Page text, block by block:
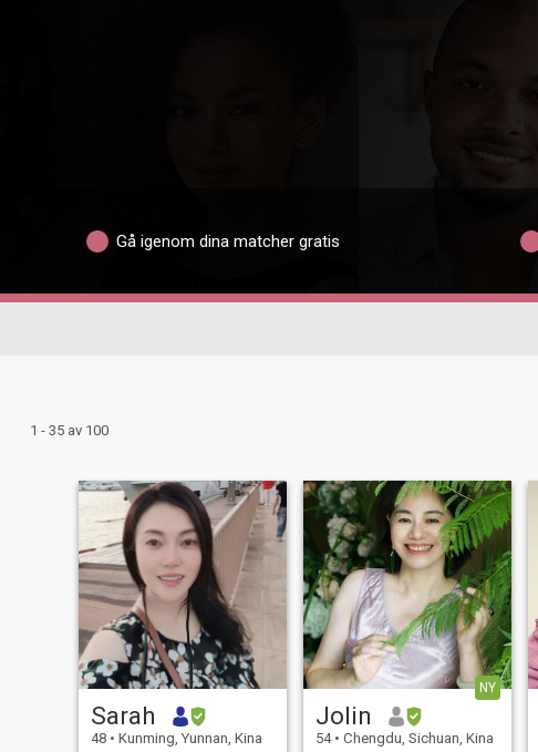
Gå igenom dina matcher gratis
1 - 35 av 100
Sarah
48 • Kunming, Yunnan, Kina
NY
Jolin
54 • Chengdu, Sichuan, Kina